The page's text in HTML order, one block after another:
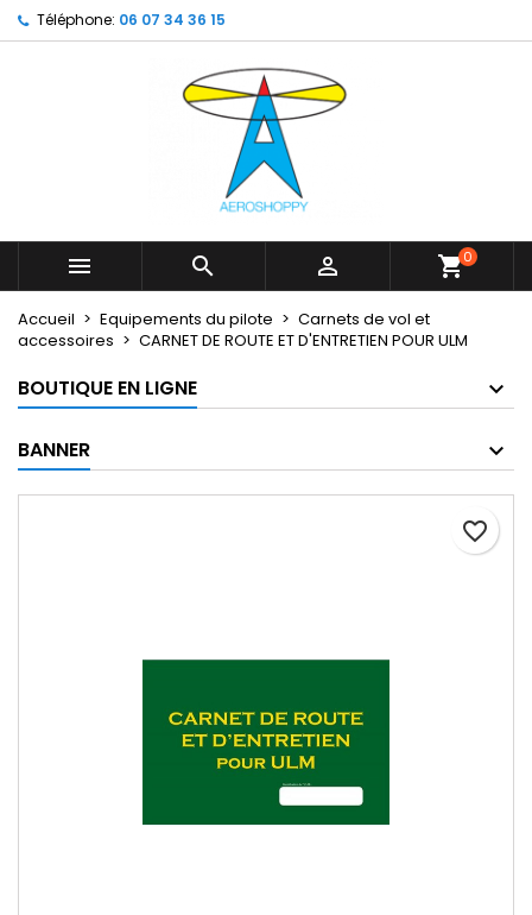
Téléphone: 06 07 34 36 15
   shopping_cart0
Accueil Equipements du pilote
Carnets de vol et
accessoires
CARNET DE ROUTE ET D'ENTRETIEN POUR ULM
BOUTIQUE EN LIGNE
BANNER
favorite_border
My wishlists ×
Create new list
Créer une liste d'envies ×
Nom de la liste d'envies
Connexion ×
Vous devez être connecté pour ajouter des produits
Annuler